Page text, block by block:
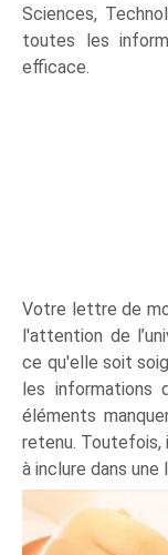
Sciences,
toutes les
efficace.
Votre lettre de
l'attention de
ce qu'elle soit
les
éléments
retenu. Toutefois,
à inclure dans